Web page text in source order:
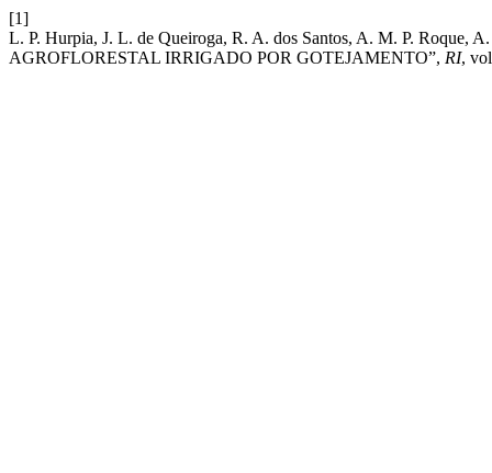
[1]
L. P. Hurpia, J. L. de Queiroga, R. A. dos Santos, A. M. P.
AGROFLORESTAL IRRIGADO POR GOTEJAMENTO”, RI,